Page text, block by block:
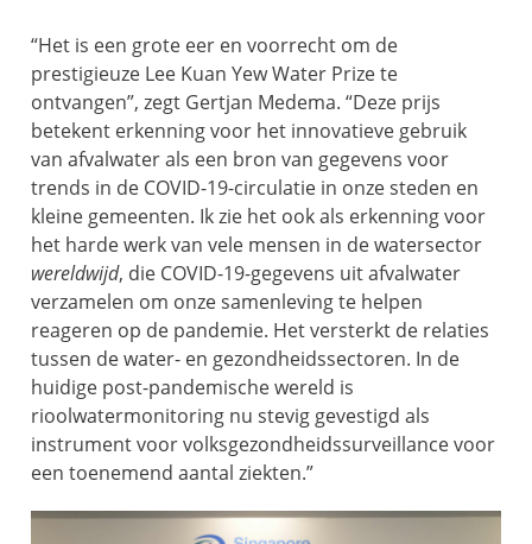
“Het is een grote eer en voorrecht om de
prestigieuze Lee Kuan YewWater Prizete
ontvangen”, zegt Gertjan Medema. “Deze prijs
betekent erkenning voor het innovatieve gebruik
van afvalwater als een bron van gegevens voor
trends in de COVID-19-circulatie in onzesteden en
kleine gemeenten. Ik zie het ook als erkenning voor
het harde werk van vele mensen in de watersector
wereldwijd, die COVID-19-gegevens uit afvalwater
verzamelen om onze samenleving te helpen
reageren op de pandemie. Hetversterkt de relaties
tussen de water- en gezondheidssectoren. In de
huidige post-pandemische wereld is
rioolwatermonitoring nu stevig gevestigd als
instrument voor volksgezondheidssurveillancevoor
een toenemend aantal ziekten.”